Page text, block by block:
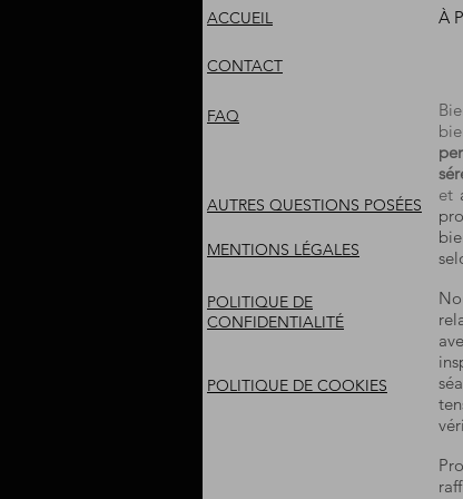
ACCUEIL À
CONTACT
FAQ
AUTRES QUESTIONS POSÉES
MENTIONS LÉGALES
POLITIQUE DE
CONFIDENTIALITÉ
POLITIQUE DE COOKIES
et